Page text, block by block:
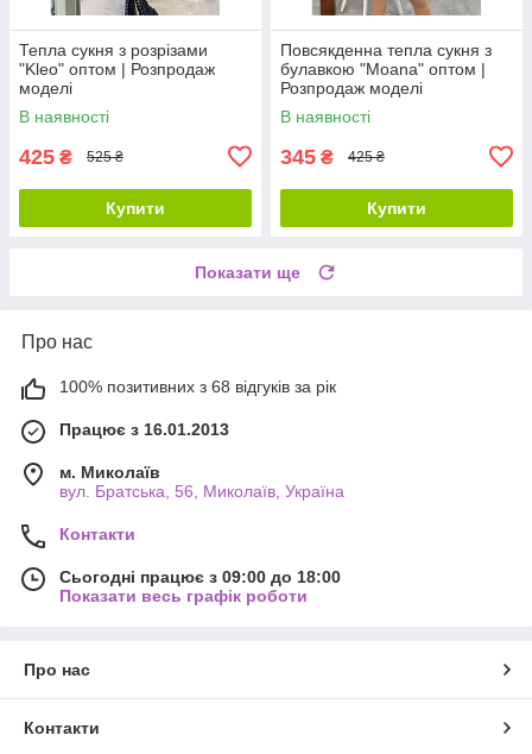
Тепла сукня з розрізами
"Kleo" оптом | Розпродаж
моделі
В наявності
425 ₴ 525 ₴
Купити
Повсякденна тепла сукня з
булавкою "Moana" оптом |
Розпродаж моделі
В наявності
345 ₴ 425 ₴
Купити
Показати ще
Про нас
100% позитивних з 68 відгуків за рік
Працює з 16.01.2013
м. Миколаїв
вул. Братська, 56, Миколаїв, Україна
Контакти
Сьогодні працює з 09:00 до 18:00
Показати весь графік роботи
Про нас
Контакти